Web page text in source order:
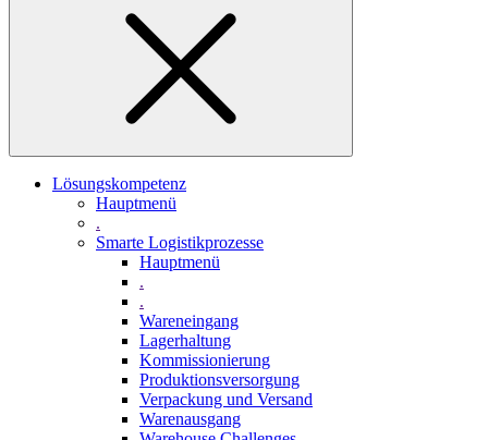
Lösungskompetenz
Hauptmenü
.
Smarte Logistikprozesse
Hauptmenü
.
.
Wareneingang
Lagerhaltung
Kommissionierung
Produktionsversorgung
Verpackung und Versand
Warenausgang